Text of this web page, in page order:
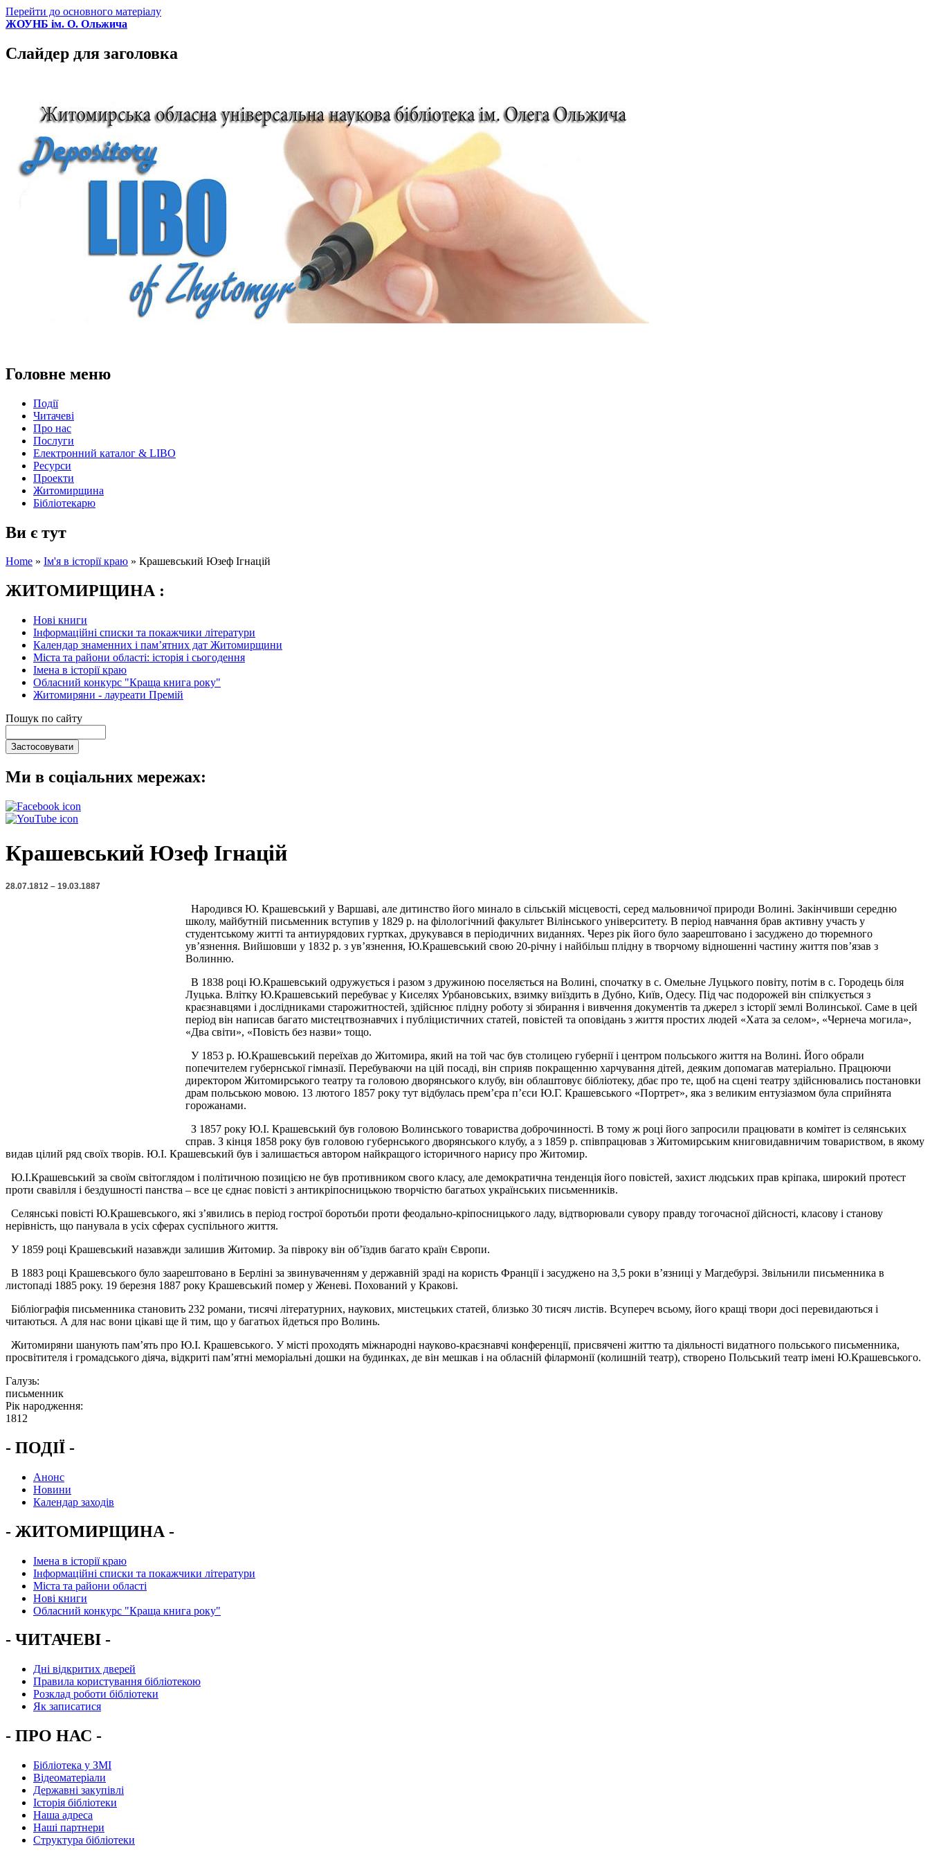
Перейти до основного матеріалу
ЖОУНБ ім. О. Ольжича
Слайдер для заголовка
Головне меню
Події
Читачеві
Про нас
Послуги
Електронний каталог & LIBO
Ресурси
Проекти
Житомирщина
Бібліотекарю
Ви є тут
Home » Ім'я в історії краю » Крашевський Юзеф Ігнацій
ЖИТОМИРЩИНА :
Нові книги
Інформаційні списки та покажчики літератури
Календар знаменних і пам’ятних дат Житомирщини
Міста та райони області: історія і сьогодення
Імена в історії краю
Обласний конкурс "Краща книга року"
Житомиряни - лауреати Премій
Пошук по сайту
Ми в соціальних мережах:
Крашевський Юзеф Ігнацій
28.07.1812 – 19.03.1887
Народився Ю. Крашевський у Варшаві, але дитинство його минало в сільській місцевості, серед мальовничої природи Волині. Закінчивши середню
школу, майбутній письменник вступив у 1829 р. на філологічний факультет Вілінського університету. В період навчання брав активну участь у
студентському житті та антиурядових гуртках, друкувався в періодичних виданнях. Через рік його було заарештовано і засуджено до тюремного
ув’язнення. Вийшовши у 1832 р. з ув’язнення, Ю.Крашевський свою 20-річну і найбільш плідну в творчому відношенні частину життя пов’язав з
Волинню.
В 1838 році Ю.Крашевський одружується і разом з дружиною поселяється на Волині, спочатку в с. Омельне Луцького повіту, потім в с. Городець біля
Луцька. Влітку Ю.Крашевський перебуває у Киселях Урбановських, взимку виїздить в Дубно, Київ, Одесу. Під час подорожей він спілкується з
краєзнавцями і дослідниками старожитностей, здійснює плідну роботу зі збирання і вивчення документів та джерел з історії землі Волинської. Саме в цей
період він написав багато мистецтвознавчих і публіцистичних статей, повістей та оповідань з життя простих людей «Хата за селом», «Чернеча могила»,
«Два світи», «Повість без назви» тощо.
У 1853 р. Ю.Крашевський переїхав до Житомира, який на той час був столицею губернії і центром польського життя на Волині. Його обрали
попечителем губернської гімназії. Перебуваючи на цій посаді, він сприяв покращенню харчування дітей, деяким допомагав матеріально. Працюючи
директором Житомирського театру та головою дворянського клубу, він облаштовує бібліотеку, дбає про те, щоб на сцені театру здійснювались постановки
драм польською мовою. 13 лютого 1857 року тут відбулась прем’єра п’єси Ю.Г. Крашевського «Портрет», яка з великим ентузіазмом була сприйнята
горожанами.
З 1857 року Ю.І. Крашевський був головою Волинського товариства доброчинності. В тому ж році його запросили працювати в комітет із селянських
справ. З кінця 1858 року був головою губернського дворянського клубу, а з 1859 р. співпрацював з Житомирським книговидавничим товариством, в якому
видав цілий ряд своїх творів. Ю.І. Крашевський був і залишається автором найкращого історичного нарису про Житомир.
Ю.І.Крашевський за своїм світоглядом і політичною позицією не був противником свого класу, але демократична тенденція його повістей, захист людських прав кріпака, широкий протест
проти свавілля і бездушності панства – все це єднає повісті з антикріпосницькою творчістю багатьох українських письменників.
Селянські повісті Ю.Крашевського, які з’явились в період гострої боротьби проти феодально-кріпосницького ладу, відтворювали сувору правду тогочасної дійсності, класову і станову
нерівність, що панувала в усіх сферах суспільного життя.
У 1859 році Крашевський назавжди залишив Житомир. За півроку він об’їздив багато країн Європи.
В 1883 році Крашевського було заарештовано в Берліні за звинуваченням у державній зраді на користь Франції і засуджено на 3,5 роки в’язниці у Магдебурзі. Звільнили письменника в
листопаді 1885 року. 19 березня 1887 року Крашевський помер у Женеві. Похований у Кракові.
Бібліографія письменника становить 232 романи, тисячі літературних, наукових, мистецьких статей, близько 30 тисяч листів. Всупереч всьому, його кращі твори досі перевидаються і
читаються. А для нас вони цікаві ще й тим, що у багатьох йдеться про Волинь.
Житомиряни шанують пам’ять про Ю.І. Крашевського. У місті проходять міжнародні науково-краєзнавчі конференції, присвячені життю та діяльності видатного польського письменника,
просвітителя і громадського діяча, відкриті пам’ятні меморіальні дошки на будинках, де він мешкав і на обласній філармонії (колишній театр), створено Польський театр імені Ю.Крашевського.
Галузь:
письменник
Рік народження:
1812
- ПОДІЇ -
Анонс
Новини
Календар заходів
- ЖИТОМИРЩИНА -
Імена в історії краю
Інформаційні списки та покажчики літератури
Міста та райони області
Нові книги
Обласний конкурс "Краща книга року"
- ЧИТАЧЕВІ -
Дні відкритих дверей
Правила користування бібліотекою
Розклад роботи бібліотеки
Як записатися
- ПРО НАС -
Бібліотека у ЗМІ
Відеоматеріали
Державні закупівлі
Історія бібліотеки
Наша адреса
Наші партнери
Структура бібліотеки